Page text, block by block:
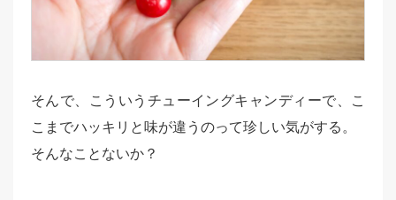
そんで、こういうチューイングキャンディーで、こ
こまでハッキリと味が違うのって珍しい気がする。
そんなことないか？